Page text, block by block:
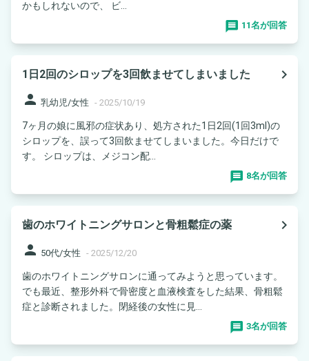
かもしれないので、 ビ...
11名が回答
1日2回のシロップを3回飲ませてしまいました
navigate_next
person 乳幼児/女性 - 2025/10/19
7ヶ月の娘に風邪の症状あり、処方された1日2回(1回3ml)の
シロップを、誤って3回飲ませてしまいました。今日だけで
す。 シロップは、メジコン配...
8名が回答
歯のホワイトニングサロンと骨粗鬆症の薬
navigate_next
person 50代/女性 - 2025/12/20
歯のホワイトニングサロンに通ってみようと思っています。
でも最近、整形外科で骨密度と血液検査をした結果、骨粗鬆
症と診断されました。閉経後の女性に見...
3名が回答